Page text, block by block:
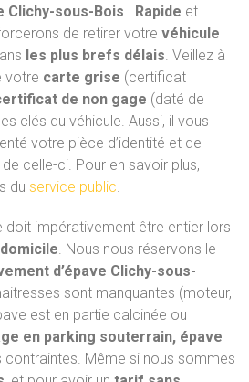
Clichy-sous-Bois . Rapide et
de retirer votre véhicule
les plus brefs délais. Veillez à
votre carte grise (certificat
de non gage (daté de
clés du véhicule. Aussi, il vous
votre pièce d’identité et de
celle-ci. Pour en savoir plus,
du service public.
doit impérativement être entier lors
. Nous nous réservons le
d’épave Clichy-sous-
sont manquantes (moteur,
est en partie calcinée ou
en parking souterrain, épave
contraintes. Même si nous sommes